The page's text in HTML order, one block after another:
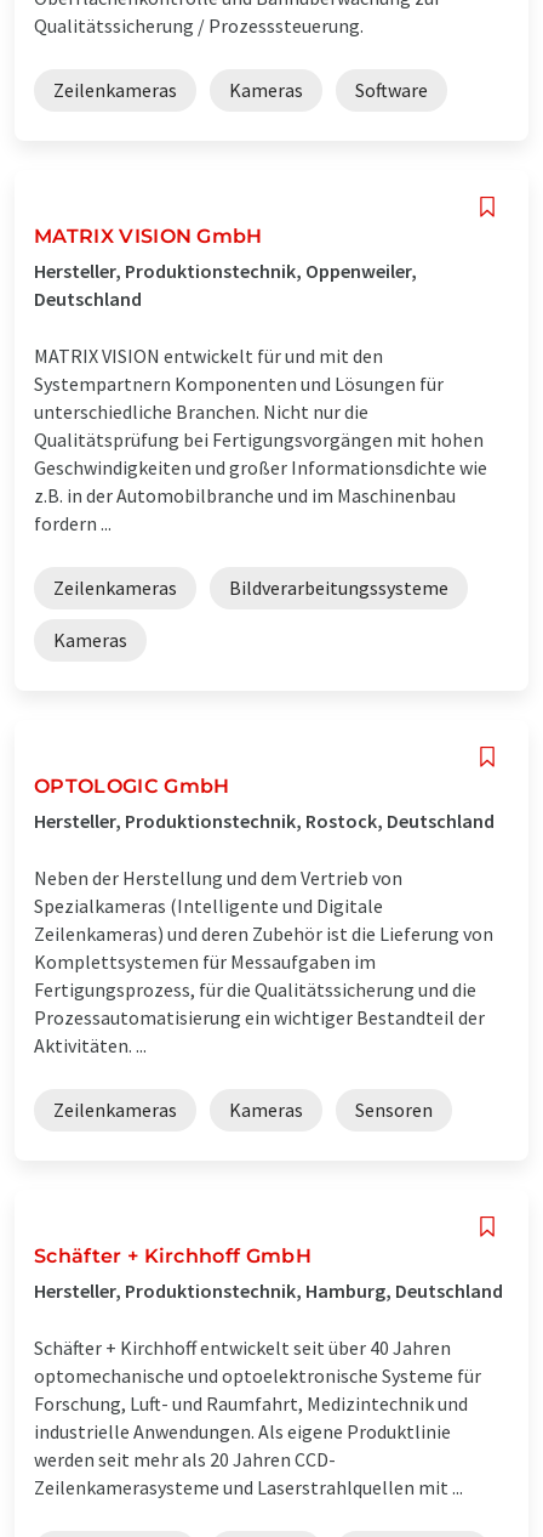
Qualitätssicherung / Prozesssteuerung.
Zeilenkameras Kameras Software
MATRIX VISION GmbH
Hersteller, Produktionstechnik, Oppenweiler,
Deutschland
MATRIX VISION entwickelt für und mit den
Systempartnern Komponenten und Lösungen für
unterschiedliche Branchen. Nicht nur die
Qualitätsprüfung bei Fertigungsvorgängen mit hohen
Geschwindigkeiten und großer Informationsdichte wie
z.B. in der Automobilbranche und im Maschinenbau
fordern ...
Zeilenkameras Bildverarbeitungssysteme
Kameras
OPTOLOGIC GmbH
Hersteller, Produktionstechnik, Rostock, Deutschland
Neben der Herstellung und dem Vertrieb von
Spezialkameras (Intelligente und Digitale
Zeilenkameras) und deren Zubehör ist die Lieferung von
Komplettsystemen für Messaufgaben im
Fertigungsprozess, für die Qualitätssicherung und die
Prozessautomatisierung ein wichtiger Bestandteil der
Aktivitäten. ...
Zeilenkameras Kameras Sensoren
Schäfter + Kirchhoff GmbH
Hersteller, Produktionstechnik, Hamburg, Deutschland
Schäfter + Kirchhoff entwickelt seit über 40 Jahren
optomechanische und optoelektronische Systeme für
Forschung, Luft- und Raumfahrt, Medizintechnik und
industrielle Anwendungen. Als eigene Produktlinie
werden seit mehr als 20 Jahren CCD-
Zeilenkamerasysteme und Laserstrahlquellen mit ...